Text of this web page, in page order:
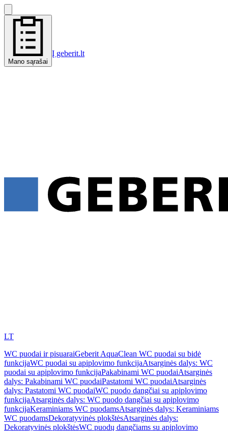
Mano sąrašai
Į geberit.lt
LT
WC puodai ir pisuaraiGeberit AquaClean WC puodai su bidė
funkcijaWC puodai su apiplovimo funkcijaAtsarginės dalys: WC
puodai su apiplovimo funkcijaPakabinami WC puodaiAtsarginės
dalys: Pakabinami WC puodaiPastatomi WC puodaiAtsarginės
dalys: Pastatomi WC puodaiWC puodo dangčiai su apiplovimo
funkcijaAtsarginės dalys: WC puodo dangčiai su apiplovimo
funkcijaKeraminiams WC puodamsAtsarginės dalys: Keraminiams
WC puodamsDekoratyvinės plokštėsAtsarginės dalys:
Dekoratyvinės plokštėsWC puodų dangčiams su apiplovimo